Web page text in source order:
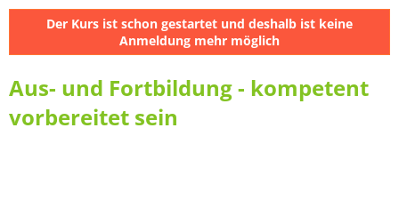
Der Kurs ist schon gestartet und deshalb ist keine
Anmeldung mehr möglich
Aus- und Fortbildung - kompetent
vorbereitet sein